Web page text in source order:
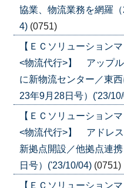
協業、物流業務を網羅
4) (0751)
【ＥＣソリューショ
<物流代行>】 アップ
に新物流センター／東
23年9月28日号）('23/
【ＥＣソリューショ
<物流代行>】 アドレ
新拠点開設／他拠点連
日号）('23/10/04) (0751)
【ＥＣソリューショ